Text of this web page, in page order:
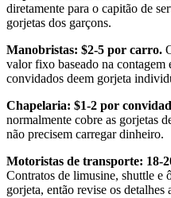
diretamente para o capitão de
gorjetas dos garçons.
Manobristas: $2-5 por carro.
valor fixo baseado na contagem
convidados deem gorjeta
Chapelaria: $1-2 por
normalmente cobre as gorjetas
não precisem carregar dinheiro.
Motoristas de transporte: 18-
Contratos de limusine, shuttle e
gorjeta, então revise os detalhes